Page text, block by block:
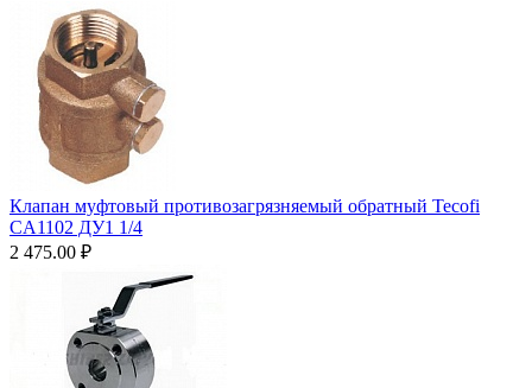
Клапан муфтовый противозагрязняемый обратный Tecofi
CA1102 ДУ1 1/4
2 475.00 ₽